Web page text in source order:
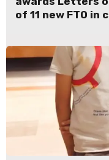
of 11 new FTO in